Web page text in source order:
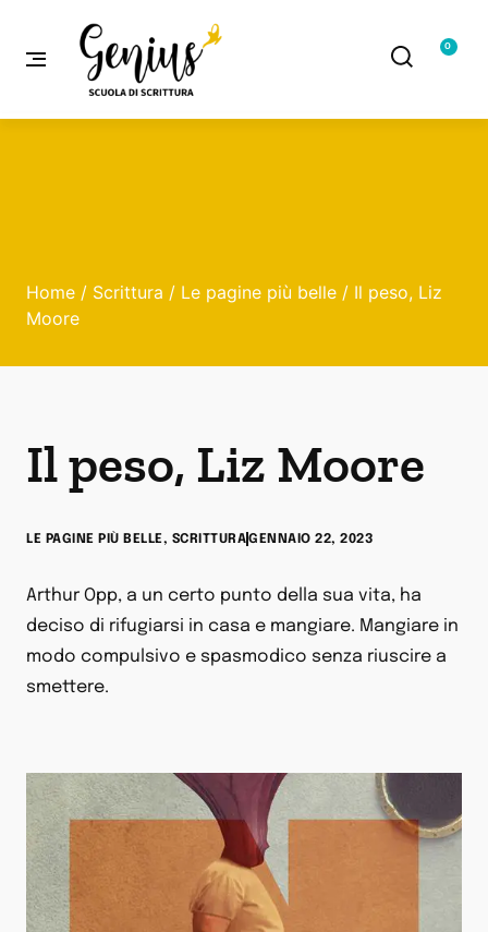
0
Home / Scrittura / Le pagine più belle / Il peso, Liz
Moore
Il peso, Liz Moore
LE PAGINE PIÙ BELLE, SCRITTURAGENNAIO 22, 2023
Arthur Opp, a un certo punto della sua vita, ha
deciso di rifugiarsi in casa e mangiare. Mangiare in
modo compulsivo e spasmodico senza riuscire a
smettere.